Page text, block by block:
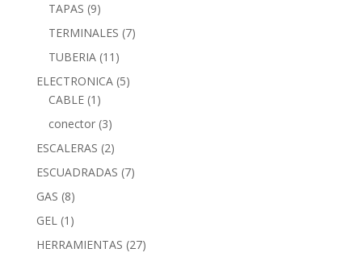
TAPAS (9)
TERMINALES (7)
TUBERIA (11)
ELECTRONICA (5)
CABLE (1)
conector (3)
ESCALERAS (2)
ESCUADRADAS (7)
GAS (8)
GEL (1)
HERRAMIENTAS (27)